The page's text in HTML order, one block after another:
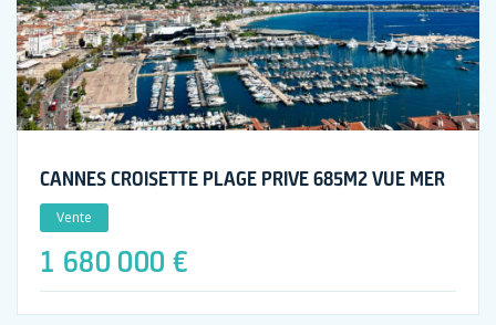
CANNES CROISETTE PLAGE PRIVE 685M2 VUE MER
Vente
1 680 000 €